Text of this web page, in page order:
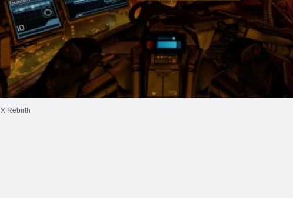
X Rebirth